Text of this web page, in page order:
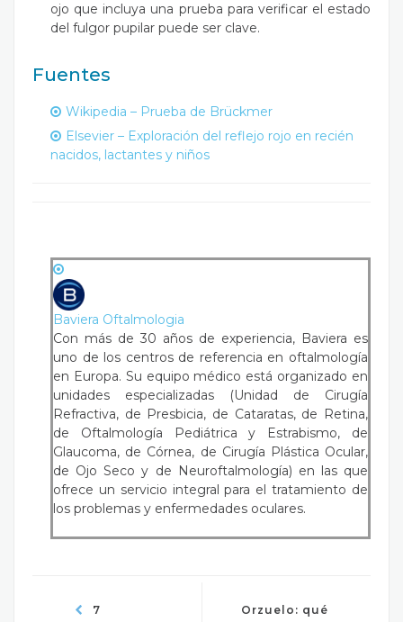
ojo que incluya una prueba para verificar el estado
del fulgor pupilar puede ser clave.
Fuentes
Wikipedia – Prueba de Brückmer
Elsevier – Exploración del reflejo rojo en recién
nacidos, lactantes y niños
Baviera Oftalmologia
Con más de 30 años de experiencia, Baviera es
uno de los centros de referencia en oftalmología
en Europa. Su equipo médico está organizado en
unidades especializadas (Unidad de Cirugía
Refractiva, de Presbicia, de Cataratas, de Retina,
de Oftalmología Pediátrica y Estrabismo, de
Glaucoma, de Córnea, de Cirugía Plástica Ocular,
de Ojo Seco y de Neuroftalmología) en las que
ofrece un servicio integral para el tratamiento de
los problemas y enfermedades oculares.
7
Orzuelo: qué